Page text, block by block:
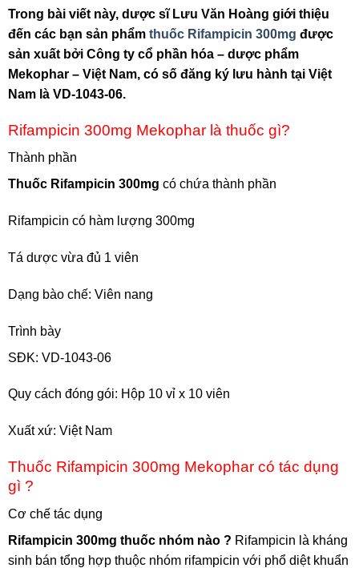
Trong bài viết này, dược sĩ Lưu Văn Hoàng giới thiệu
đến các bạn sản phẩm thuốc Rifampicin 300mg được
sản xuất bởi Công ty cổ phần hóa – dược phẩm
Mekophar – Việt Nam, có số đăng ký lưu hành tại Việt
Nam là VD-1043-06.
Rifampicin 300mg Mekophar là thuốc gì?
Thành phần
Thuốc Rifampicin 300mg có chứa thành phần
Rifampicin có hàm lượng 300mg
Tá dược vừa đủ 1 viên
Dạng bào chế: Viên nang
Trình bày
SĐK: VD-1043-06
Quy cách đóng gói: Hộp 10 vỉ x 10 viên
Xuất xứ: Việt Nam
Thuốc Rifampicin 300mg Mekophar có tác dụng
gì ?
Cơ chế tác dụng
Rifampicin 300mg thuốc nhóm nào ? Rifampicin là kháng
sinh bán tổng hợp thuộc nhóm rifampicin với phổ diệt khuẩn